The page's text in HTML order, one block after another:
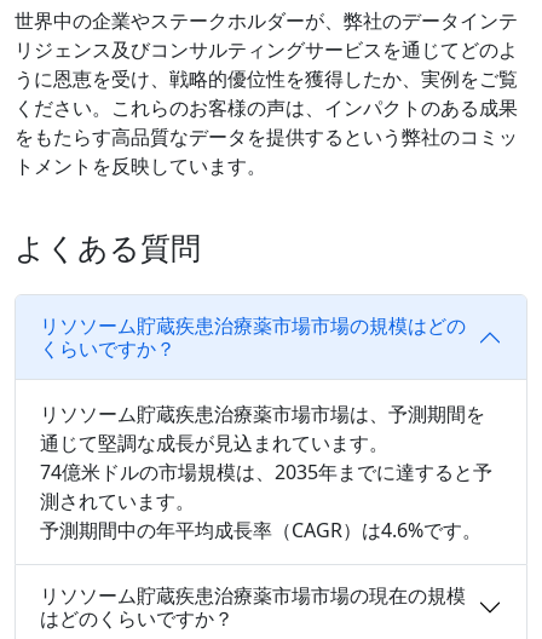
世界中の企業やステークホルダーが、弊社のデータインテ
リジェンス及びコンサルティングサービスを通じてどのよ
うに恩恵を受け、戦略的優位性を獲得したか、実例をご覧
ください。これらのお客様の声は、インパクトのある成果
をもたらす高品質なデータを提供するという弊社のコミッ
トメントを反映しています。
よくある質問
リソソーム貯蔵疾患治療薬市場市場の規模はどの
くらいですか？
リソソーム貯蔵疾患治療薬市場市場は、予測期間を
通じて堅調な成長が見込まれています。
74億米ドルの市場規模は、2035年までに達すると予
測されています。
予測期間中の年平均成長率（CAGR）は4.6%です。
リソソーム貯蔵疾患治療薬市場市場の現在の規模
はどのくらいですか？